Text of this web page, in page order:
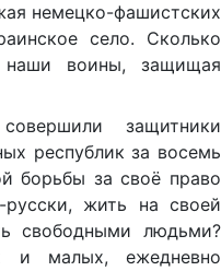
немецко-фашистских
село. Сколько
наши воины, защищая
защитники
республик за восемь
борьбы за своё право
жить на своей
свободными людьми?
и малых, ежедневно